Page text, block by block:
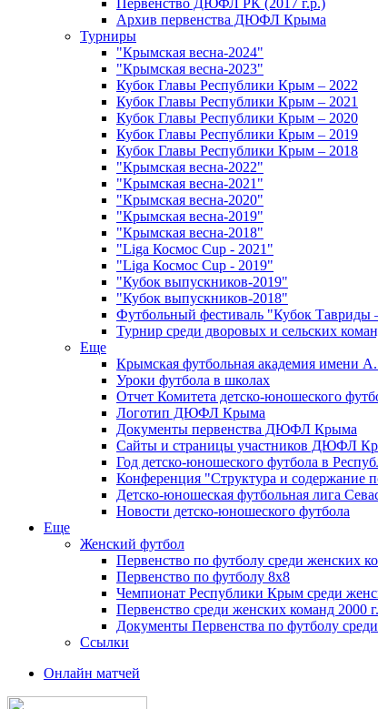
Первенство ДЮФЛ РК (2017 г.р.)
Архив первенства ДЮФЛ Крыма
Турниры
"Крымская весна-2024"
"Крымская весна-2023"
Кубок Главы Республики Крым – 2022
Кубок Главы Республики Крым – 2021
Кубок Главы Республики Крым – 2020
Кубок Главы Республики Крым – 2019
Кубок Главы Республики Крым – 2018
"Крымская весна-2022"
"Крымская весна-2021"
"Крымская весна-2020"
"Крымская весна-2019"
"Крымская весна-2018"
"Liga Космос Cup - 2021"
"Liga Космос Cup - 2019"
"Кубок выпускников-2019"
"Кубок выпускников-2018"
Футбольный фестиваль "Кубок Тавриды
Турнир среди дворовых и сельских
Еще
Крымская футбольная академия имени
Уроки футбола в школах
Отчет Комитета детско-юношеского
Логотип ДЮФЛ Крыма
Документы первенства ДЮФЛ Крыма
Сайты и страницы участников ДЮФЛ
Год детско-юношеского футбола в
Конференция "Структура и содержание
Детско-юношеская футбольная лига
Новости детско-юношеского футбола
Еще
Женский футбол
Первенство по футболу среди женских
Первенство по футболу 8х8
Чемпионат Республики Крым среди
Первенство среди женских команд 2000
Документы Первенства по футболу
Ссылки
Онлайн матчей